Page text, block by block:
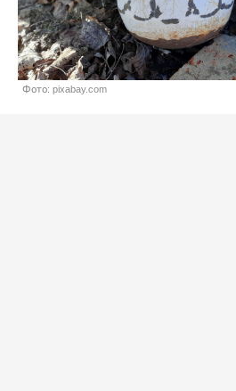
Фото: pixabay.com